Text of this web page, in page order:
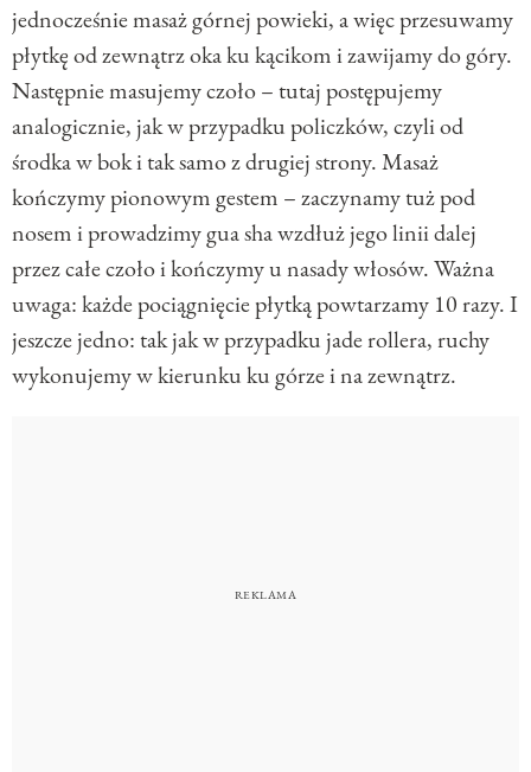
jednocześnie masaż górnej powieki, a więc przesuwamy
płytkę od zewnątrz oka ku kącikom i zawijamy do góry.
Następnie masujemy czoło – tutaj postępujemy
analogicznie, jak w przypadku policzków, czyli od
środka w bok i tak samo z drugiej strony. Masaż
kończymy pionowym gestem – zaczynamy tuż pod
nosem i prowadzimy gua sha wzdłuż jego linii dalej
przez całe czoło i kończymy u nasady włosów. Ważna
uwaga: każde pociągnięcie płytką powtarzamy 10 razy. I
jeszcze jedno: tak jak w przypadku jade rollera, ruchy
wykonujemy w kierunku ku górze i na zewnątrz.